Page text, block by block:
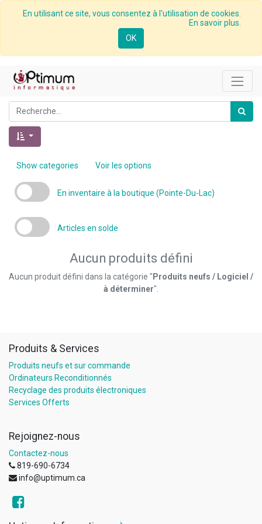
En utilisant ce site, vous consentez à l'utilisation de cookies.
En savoir plus.
OK
Show categories Voir les options
En inventaire à la boutique (Pointe-Du-Lac)
Articles en solde
Aucun produits défini
Aucun produit défini dans la catégorie " Produits neufs / Logiciel /
à déterminer".
Produits & Services
Produits neufs et sur commande
Ordinateurs Reconditionnés
Recyclage des produits électroniques
Services Offerts
Rejoignez-nous
Contactez-nous
819-690-6734
info@uptimum.ca